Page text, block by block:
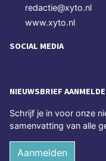
redactie@xyto.nl
www.xyto.nl
SOCIAL MEDIA
NIEUWSBRIEF
Schrijf je in voor onze
samenvatting van alle
Aanmelden